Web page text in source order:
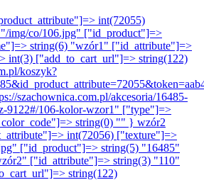
int(72055)
img/co/106.jpg" ["id_product"]=>
string(6) "wzór1" ["id_attribute"]=>
int(3) ["add_to_cart_url"]=> string(122)
koszyk?
szachownica.com.pl/akcesoria/16485-
9122#/106-kolor-wzor1" ["type"]=>
string(0) "" } wzór2
int(72056) ["texture"]=>
["id_product"]=> string(5) "16485"
["id_attribute"]=> string(3) "110"
string(122)